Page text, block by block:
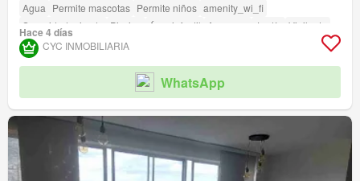
Agua Permite mascotas Permite niños amenity_wi_fi
Seguridad privada
Piscina Área infantil Ascensor Jardín
Vigilante
Caseta de vigilancia Acceso para personas con discapacidad
Hace 4 días
CYC INMOBILIARIA
WhatsApp